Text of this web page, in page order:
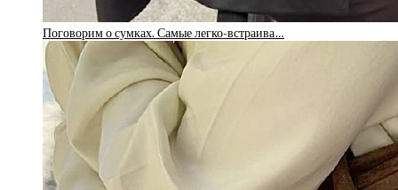
Поговорим о сумках. Самые легко-встраива…